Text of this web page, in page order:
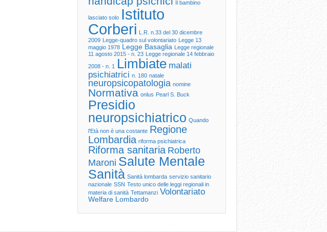
Il bambino
lasciato solo Istituto
Corberi L.R. n.33 del 30 dicembre
2009 Legge-quadro sul volontariato Legge 13
maggio 1978 Legge Basaglia Legge regionale
11 agosto 2015 - n. 23 Legge regionale 14 febbraio
2008 - n. 1
Limbiate malati
psichiatrici n. 180 natale
neuropsicopatologia nomine
Normativa onlus Pearl S. Buck
Presidio
neuropsichiatrico Quando
l'Età non è una costante Regione
Lombardia riforma psichiatrica
Riforma sanitaria Roberto
Maroni Salute Mentale
Sanità Sanità lombarda servizio sanitario
nazionale SSN Testo unico delle leggi regionali in
materia di sanità Tettamanzi Volontariato
Welfare Lombardo